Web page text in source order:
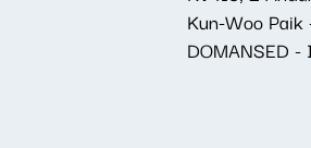
Kun-Woo
DOMANSED -